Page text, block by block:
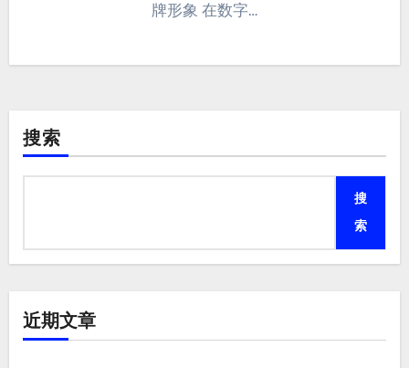
牌形象 在数字…
搜索
搜
索
近期文章